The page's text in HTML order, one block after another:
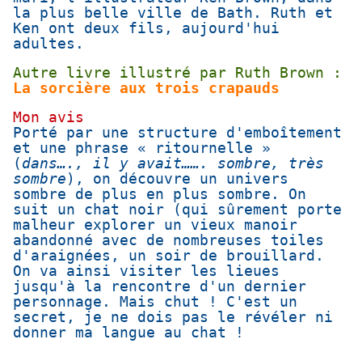
la plus belle ville de Bath. Ruth et
Ken ont deux fils, aujourd'hui
adultes.
Autre livre illustré par Ruth Brown :
La sorcière aux trois crapauds
Mon avis
Porté par une structure d'emboîtement
et une phrase « ritournelle »
(dans…., il y avait……. sombre, très
sombre), on découvre un univers
sombre de plus en plus sombre. On
suit un chat noir (qui sûrement porte
malheur explorer un vieux manoir
abandonné avec de nombreuses toiles
d'araignées, un soir de brouillard.
On va ainsi visiter les lieues
jusqu'à la rencontre d'un dernier
personnage. Mais chut ! C'est un
secret, je ne dois pas le révéler ni
donner ma langue au chat !